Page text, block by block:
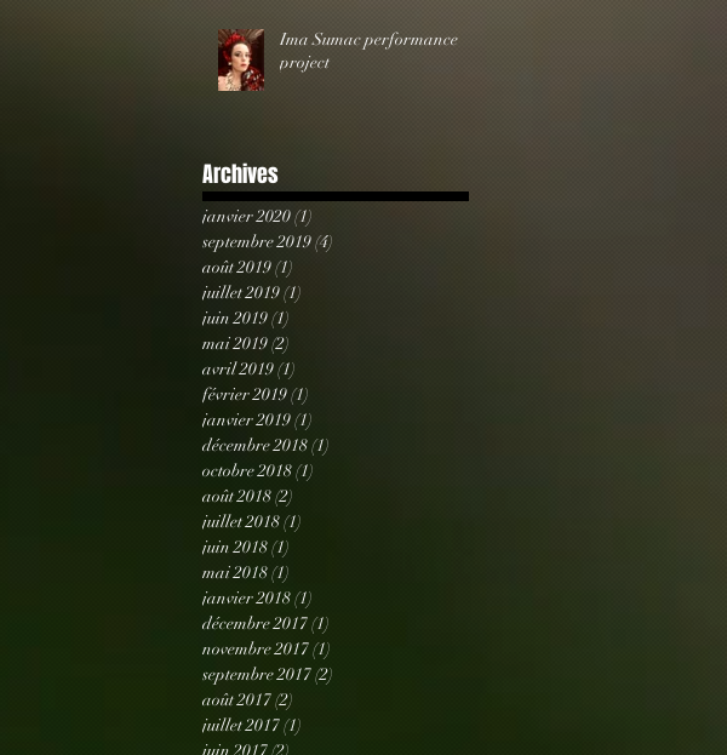
Ima Sumac performance
project
Archives
janvier 2020(1)
septembre 2019(4)
août 2019(1)
juillet 2019(1)
juin 2019(1)
mai 2019(2)
avril 2019(1)
février 2019(1)
janvier 2019(1)
décembre 2018(1)
octobre 2018(1)
août 2018(2)
juillet 2018(1)
juin 2018(1)
mai 2018(1)
janvier 2018(1)
décembre 2017(1)
novembre 2017(1)
septembre 2017(2)
août 2017(2)
juillet 2017(1)
juin 2017(2)